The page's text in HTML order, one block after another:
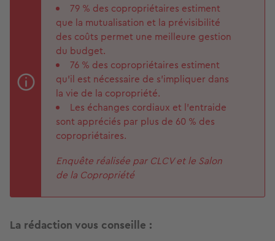
79 % des copropriétaires estiment
que la mutualisation et la prévisibilité
des coûts permet une meilleure gestion
du budget.
76 % des copropriétaires estiment
qu’il est nécessaire de s’impliquer dans
la vie de la copropriété.
Les échanges cordiaux et l’entraide
sont appréciés par plus de 60 % des
copropriétaires.
Enquête réalisée par CLCV et le Salon
de la Copropriété
La rédaction vous conseille :